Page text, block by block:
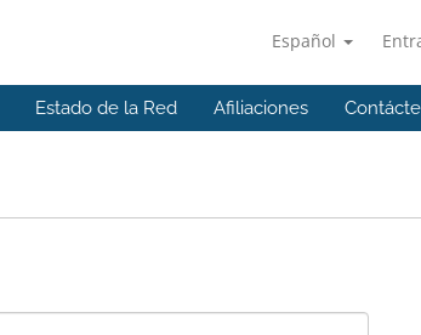
Español
Estado de la Red Afiliaciones